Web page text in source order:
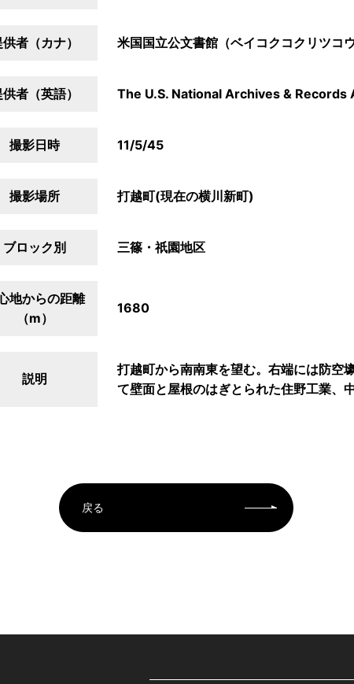
者（カナ） 米国国立公文書館（ベイコクコクリツコ
者（英語） The U.S. National Archives &
撮影日時 11/5/45
撮影場所 打越町(現在の横川新町)
ブロック別 三篠・祇園地区
地からの距離
（m）
1680
説明
打越町から南南東を望む。右端には防空
て壁面と屋根のはぎとられた住野工業、
戻る